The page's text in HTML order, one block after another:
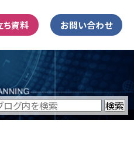
ち資料 お問い合わせ